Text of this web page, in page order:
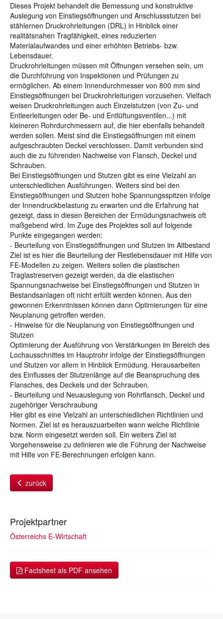
Dieses Projekt behandelt die Bemessung und konstruktive
Auslegung von Einstiegsöffnungen und Anschlussstutzen bei
stählernen Druckrohrleitungen (DRL) in Hinblick einer
realitätsnahen Tragfähigkeit, eines reduzierten
Materialaufwandes und einer erhöhten Betriebs- bzw.
Lebensdauer.
Druckrohrleitungen müssen mit Öffnungen versehen sein, um
die Durchführung von Inspektionen und Prüfungen zu
ermöglichen. Ab einem Innendurchmesser von 800 mm sind
Einstiegsöffnungen bei Druckrohrleitungen vorzusehen. Vielfach
weisen Druckrohrleitungen auch Einzelstutzen (von Zu- und
Entleerleitungen oder Be- und Entlüftungsventilen...) mit
kleineren Rohrdurchmessern auf, die hier ebenfalls behandelt
werden sollen. Meist sind die Einstiegsöffnungen mit einem
aufgeschraubten Deckel verschlossen. Damit verbunden sind
auch die zu führenden Nachweise von Flansch, Deckel und
Schrauben.
Bei Einstiegsöffnungen und Stutzen gibt es eine Vielzahl an
unterschiedlichen Ausführungen. Weiters sind bei den
Einstiegsöffnungen und Stutzen hohe Spannungsspitzen infolge
der Innendruckbelastung zu erwarten und die Erfahrung hat
gezeigt, dass in diesen Bereichen der Ermüdungsnachweis oft
maßgebend wird. Im Zuge des Projektes soll auf folgende
Punkte eingegangen werden:
- Beurteilung von Einstiegsöffnungen und Stutzen im Altbestand
Ziel ist es hier die Beurteilung der Restlebensdauer mit Hilfe von
FE-Modellen zu zeigen. Weiters sollen die plastischen
Traglastreserven gezeigt werden, da die elastischen
Spannungsnachweise bei Einstiegsöffnungen und Stutzen in
Bestandsanlagen oft nicht erfüllt werden können. Aus den
gewonnen Erkenntnissen können dann Optimierungen für eine
Neuplanung getroffen werden.
- Hinweise für die Neuplanung von Einstiegsöffnungen und
Stutzen
Optimierung der Ausführung von Verstärkungen im Bereich des
Lochausschnittes im Hauptrohr infolge der Einstiegsöffnungen
und Stutzen vor allem in Hinblick Ermüdung. Herausarbeiten
des Einflusses der Stutzenlänge auf die Beanspruchung des
Flansches, des Deckels und der Schrauben.
- Beurteilung und Neuauslegung von Rohrflansch, Deckel und
zugehöriger Verschraubung
Hier gibt es eine Vielzahl an unterschiedlichen Richtlinien und
Normen. Ziel ist es herauszuarbeiten wann welche Richtlinie
bzw. Norm eingesetzt werden soll. Ein weiters Ziel ist
Vorgehensweise zu definieren wie die Führung der Nachweise
mit Hilfe von FE-Berechnungen erfolgen kann.
zurück
Projektpartner
Österreichs E-Wirtschaft
Factsheet als PDF ansehen